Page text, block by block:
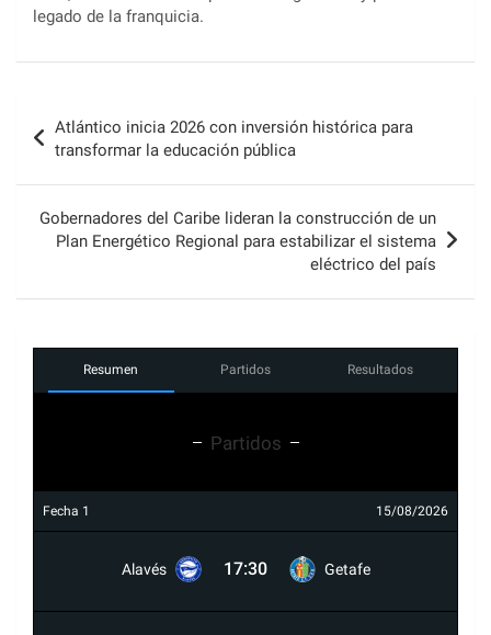
legado de la franquicia.
de
entradas
Atlántico inicia 2026 con inversión histórica para
transformar la educación pública
Gobernadores del Caribe lideran la construcción de un
Plan Energético Regional para estabilizar el sistema
eléctrico del país
Resumen Partidos Resultados
Partidos
Fecha 1 15/08/2026
Alavés 17:30 Getafe